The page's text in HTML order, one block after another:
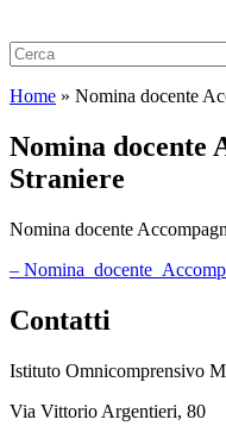
Home » Nomina docente
Nomina docente
Straniere
Nomina docente
–
Contatti
Istituto Omnicomprensivo
Via Vittorio Argentieri, 80